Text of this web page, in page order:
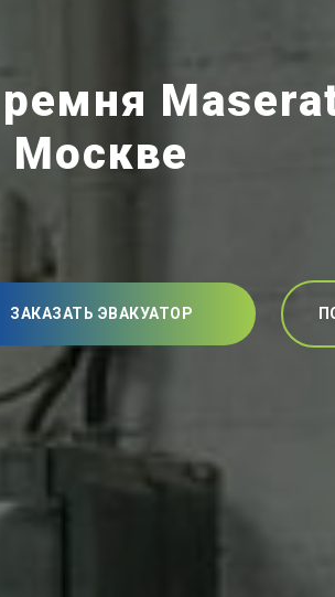
Москве
ЗАКАЗАТЬ ЭВАКУАТОР